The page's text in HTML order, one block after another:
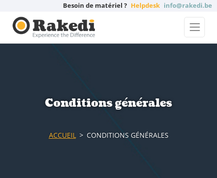
Besoin de matériel ? Helpdesk info@rakedi.be
Conditions générales
ACCUEIL CONDITIONS GÉNÉRALES